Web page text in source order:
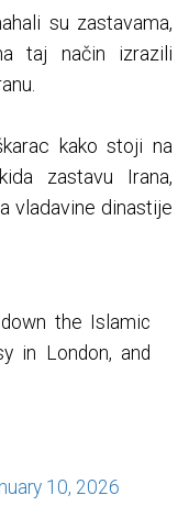
su zastavama,
taj način izrazili
kako stoji na
zastavu Irana,
vladavine dinastije
the Islamic
in London, and
10, 2026